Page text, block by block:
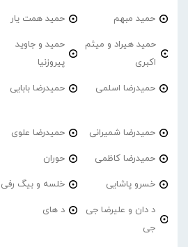
حمید مبهم حمید همت یار
حمید هیراد و میثم
اکبری
حمید و جاوید
پیروزنیا
حمیدرضا اسلمی حمیدرضا بابایی
حمیدرضا شمیرانی حمیدرضا علوی
حمیدرضا کاظمی حوران
خسرو پاشایی خلسه و بیگ رفی
د دان و علیرضا جی
جی
د های